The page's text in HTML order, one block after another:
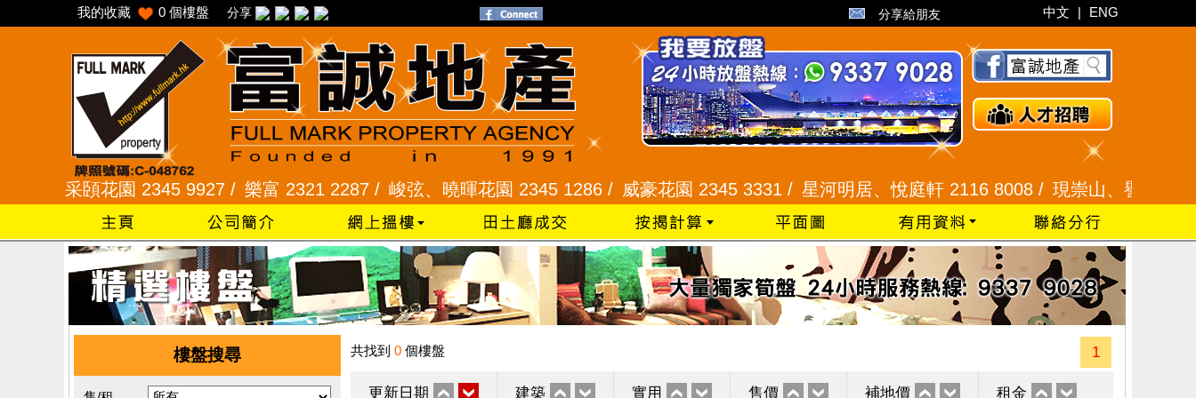
我的收藏 0 個樓盤 分享 分享給朋友 中文 | ENG
采頣花園 2345 9927 /樂富 2321 2287 /峻弦、曉暉花園 2345 1286 /威豪花園 2345 3331 /星河明居、悅庭軒 2116 8008 /現崇山、譽港灣 2345
樓盤搜尋 共找到 0 個樓盤 1
更新日期 建築 實用 售價 補地價 租金